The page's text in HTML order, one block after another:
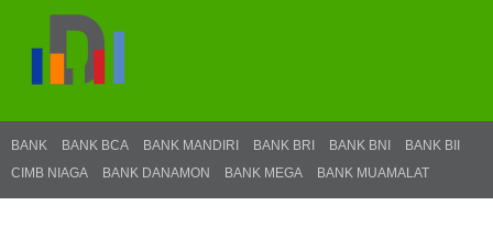
BANK BANK BCA BANK MANDIRI BANK BRI BANK BNI
BANK BII
CIMB NIAGA
BANK DANAMON BANK MEGA BANK MUAMALAT